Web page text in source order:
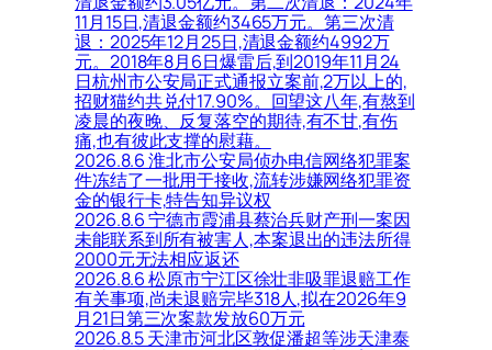
11月15日,清退金额约3465万元。第三次清
退：2025年12月25日,清退金额约4992万
元。2018年8月6日爆雷后,到2019年11月24
日杭州市公安局正式通报立案前,2万以上的,
招财猫约共兑付17.90%。回望这八年,有熬到
凌晨的夜晚、反复落空的期待,有不甘,有伤
痛,也有彼此支撑的慰藉。
2026.8.6 淮北市公安局侦办电信网络犯罪案
件冻结了一批用于接收,流转涉嫌网络犯罪资
金的银行卡,特告知异议权
2026.8.6 宁德市霞浦县蔡治兵财产刑一案因
未能联系到所有被害人,本案退出的违法所得
2000元无法相应返还
2026.8.6 松原市宁江区徐壮非吸罪退赔工作
有关事项,尚未退赔完毕318人,拟在2026年9
月21日第三次案款发放60万元
2026.8.5 天津市河北区敦促潘超等涉天津泰